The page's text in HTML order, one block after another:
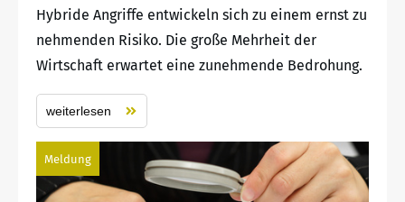
Hybride Angriffe entwickeln sich zu einem ernst zu
nehmenden Risiko. Die große Mehrheit der
Wirtschaft erwartet eine zunehmende Bedrohung.
weiterlesen
Meldung